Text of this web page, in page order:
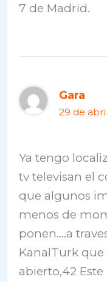
7 de Madrid.
Gara
29 de abril
Ya tengo
tv televisan el
que algunos
menos de
ponen….a
KanalTurk que
abierto,42 Este